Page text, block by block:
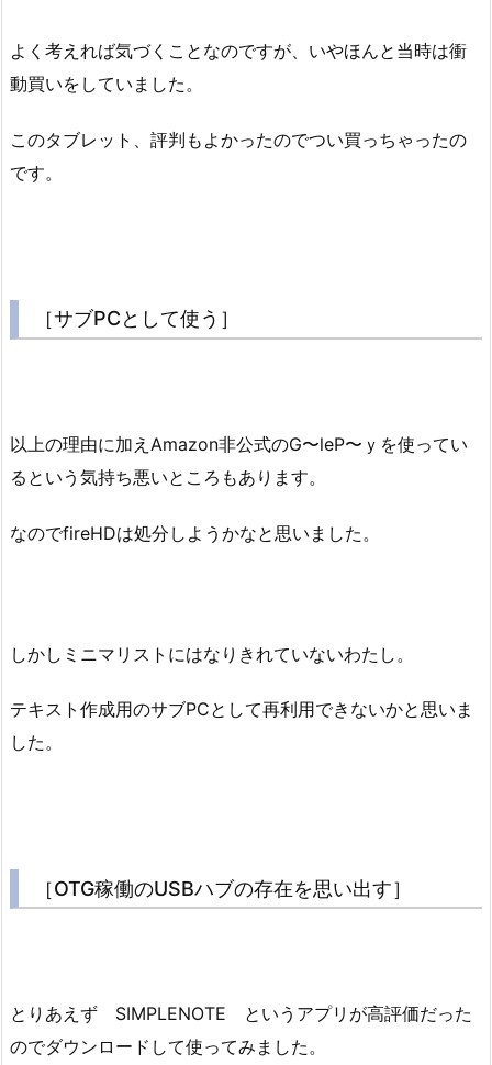
よく考えれば気づくことなのですが、いやほんと当時は衝
動買いをしていました。
このタブレット、評判もよかったのでつい買っちゃったの
です。
［サブPCとして使う］
以上の理由に加えAmazon非公式のG〜leP〜ｙを使ってい
るという気持ち悪いところもあります。
なのでfireHDは処分しようかなと思いました。
しかしミニマリストにはなりきれていないわたし。
テキスト作成用のサブPCとして再利用できないかと思いま
した。
［OTG稼働のUSBハブの存在を思い出す］
とりあえず SIMPLENOTE というアプリが高評価だった
のでダウンロードして使ってみました。